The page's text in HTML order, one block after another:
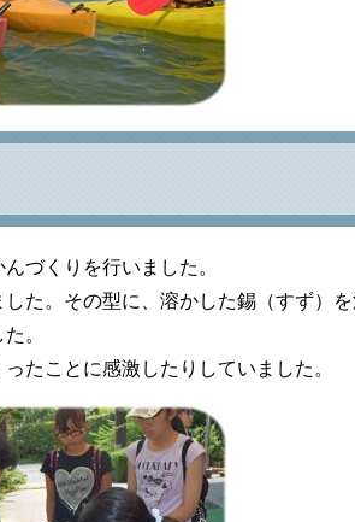
づくりを行いました。
た。その型に、溶かした錫（すず）
。
たことに感激したりしていました。